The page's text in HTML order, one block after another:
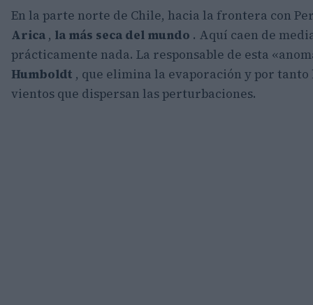
En la parte norte de Chile, hacia la frontera con
Arica , la más seca del mundo . Aquí caen de
prácticamente nada. La responsable de esta
Humboldt , que elimina la evaporación y por
vientos que dispersan las perturbaciones.